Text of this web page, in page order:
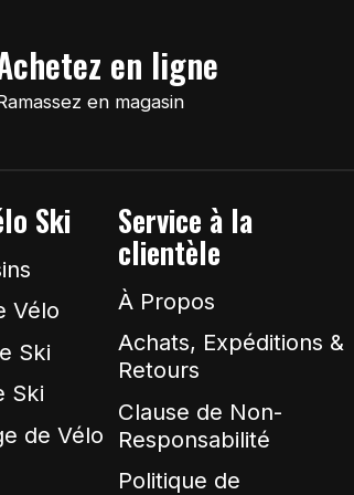
en ligne
en magasin
Ski
Vélo
Ski
Ski
de Vélo
Service à la
clientèle
À Propos
Achats, Expéditions &
Retours
Clause de Non-
Responsabilité
Politique de